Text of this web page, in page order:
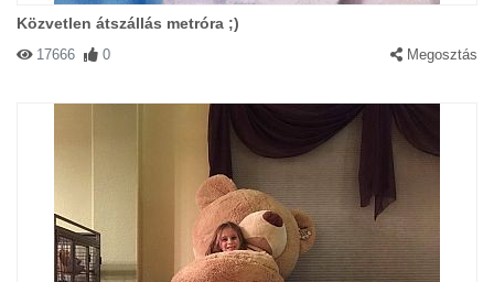
Közvetlen átszállás metróra ;)
17666 0 Megosztás